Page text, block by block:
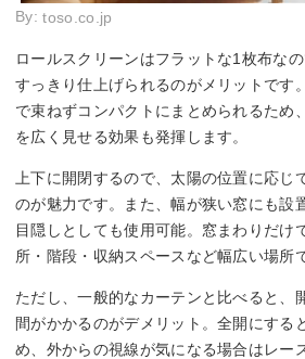
By:toso.co.jp
ロールスクリーンはフラットな1枚布な
すっきり仕上げられるのがメリットです
で束ねずコンパクトにまとめられるため
を広く見せる効果も発揮します。
上下に開閉するので、太陽の位置に応じ
のが魅力です。また、幅が狭い窓にも設
目隠しとしても使用可能。窓まわりだけ
所・階段・収納スペースなど幅広い場所
ただし、一般的なカーテンと比べると、
間がかかるのがデメリット。全開にする
め、外からの視線が気になる場合はレー